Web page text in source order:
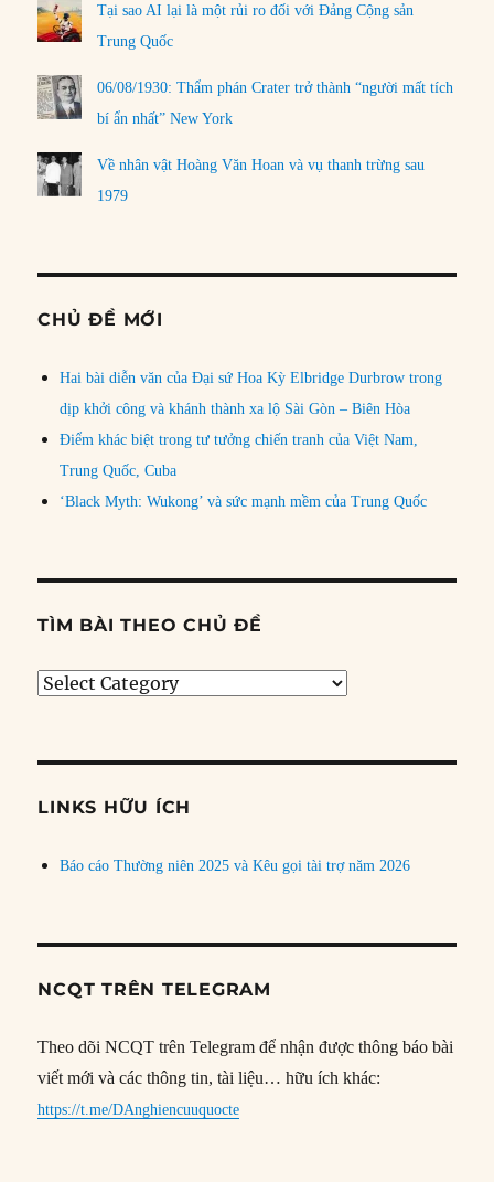
Tại sao AI lại là một rủi ro đối với Đảng Cộng sản
Trung Quốc
06/08/1930: Thẩm phán Crater trở thành “người mất tích
bí ẩn nhất” New York
Về nhân vật Hoàng Văn Hoan và vụ thanh trừng sau
1979
CHỦ ĐỀ MỚI
Hai bài diễn văn của Đại sứ Hoa Kỳ Elbridge Durbrow trong
dịp khởi công và khánh thành xa lộ Sài Gòn – Biên Hòa
Điểm khác biệt trong tư tưởng chiến tranh của Việt Nam,
Trung Quốc, Cuba
‘Black Myth: Wukong’ và sức mạnh mềm của Trung Quốc
TÌM BÀI THEO CHỦ ĐỀ
Tìm
đề
LINKS HỮU ÍCH
Báo cáo Thường niên 2025 và Kêu gọi tài trợ năm 2026
NCQT TRÊN TELEGRAM
Theo dõi NCQT trên Telegram để nhận được thông báo bài
viết mới và các thông tin, tài liệu… hữu ích khác:
https://t.me/DAnghiencuuquocte